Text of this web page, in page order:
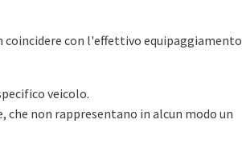
coincidere con l'effettivo equipaggiamento
veicolo.
che non rappresentano in alcun modo un